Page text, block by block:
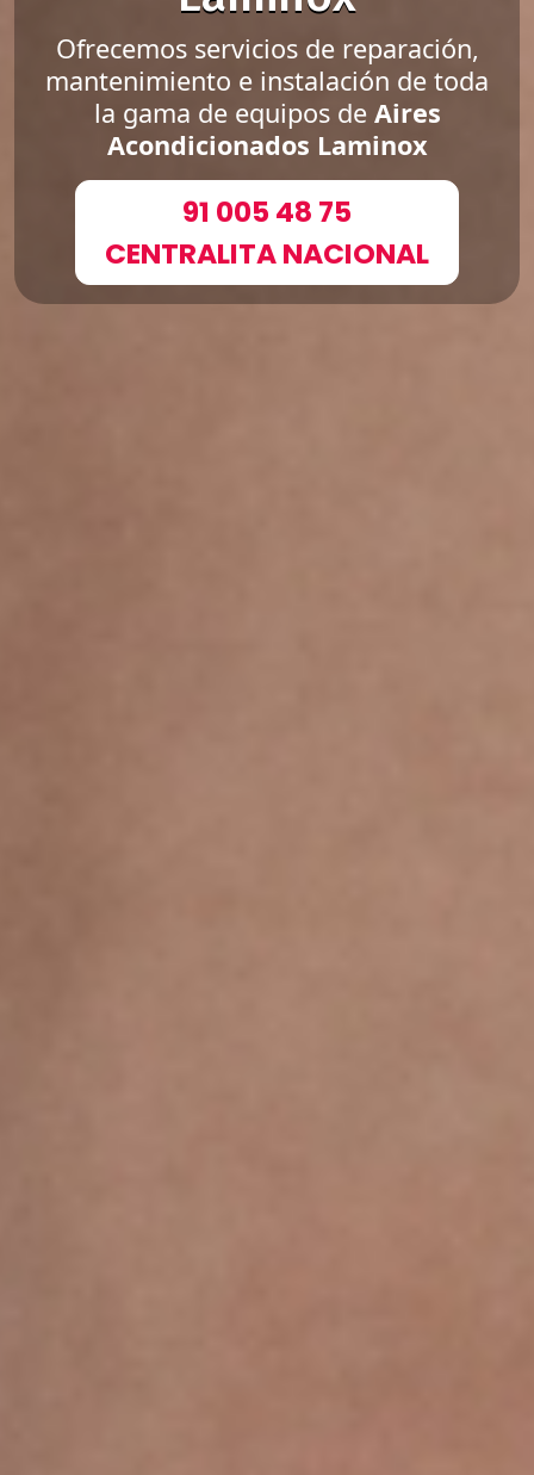
Ofrecemos servicios de reparación,
mantenimiento e instalación de toda
la gama de equipos de Aires
Acondicionados Laminox
91 005 48 75
CENTRALITA NACIONAL